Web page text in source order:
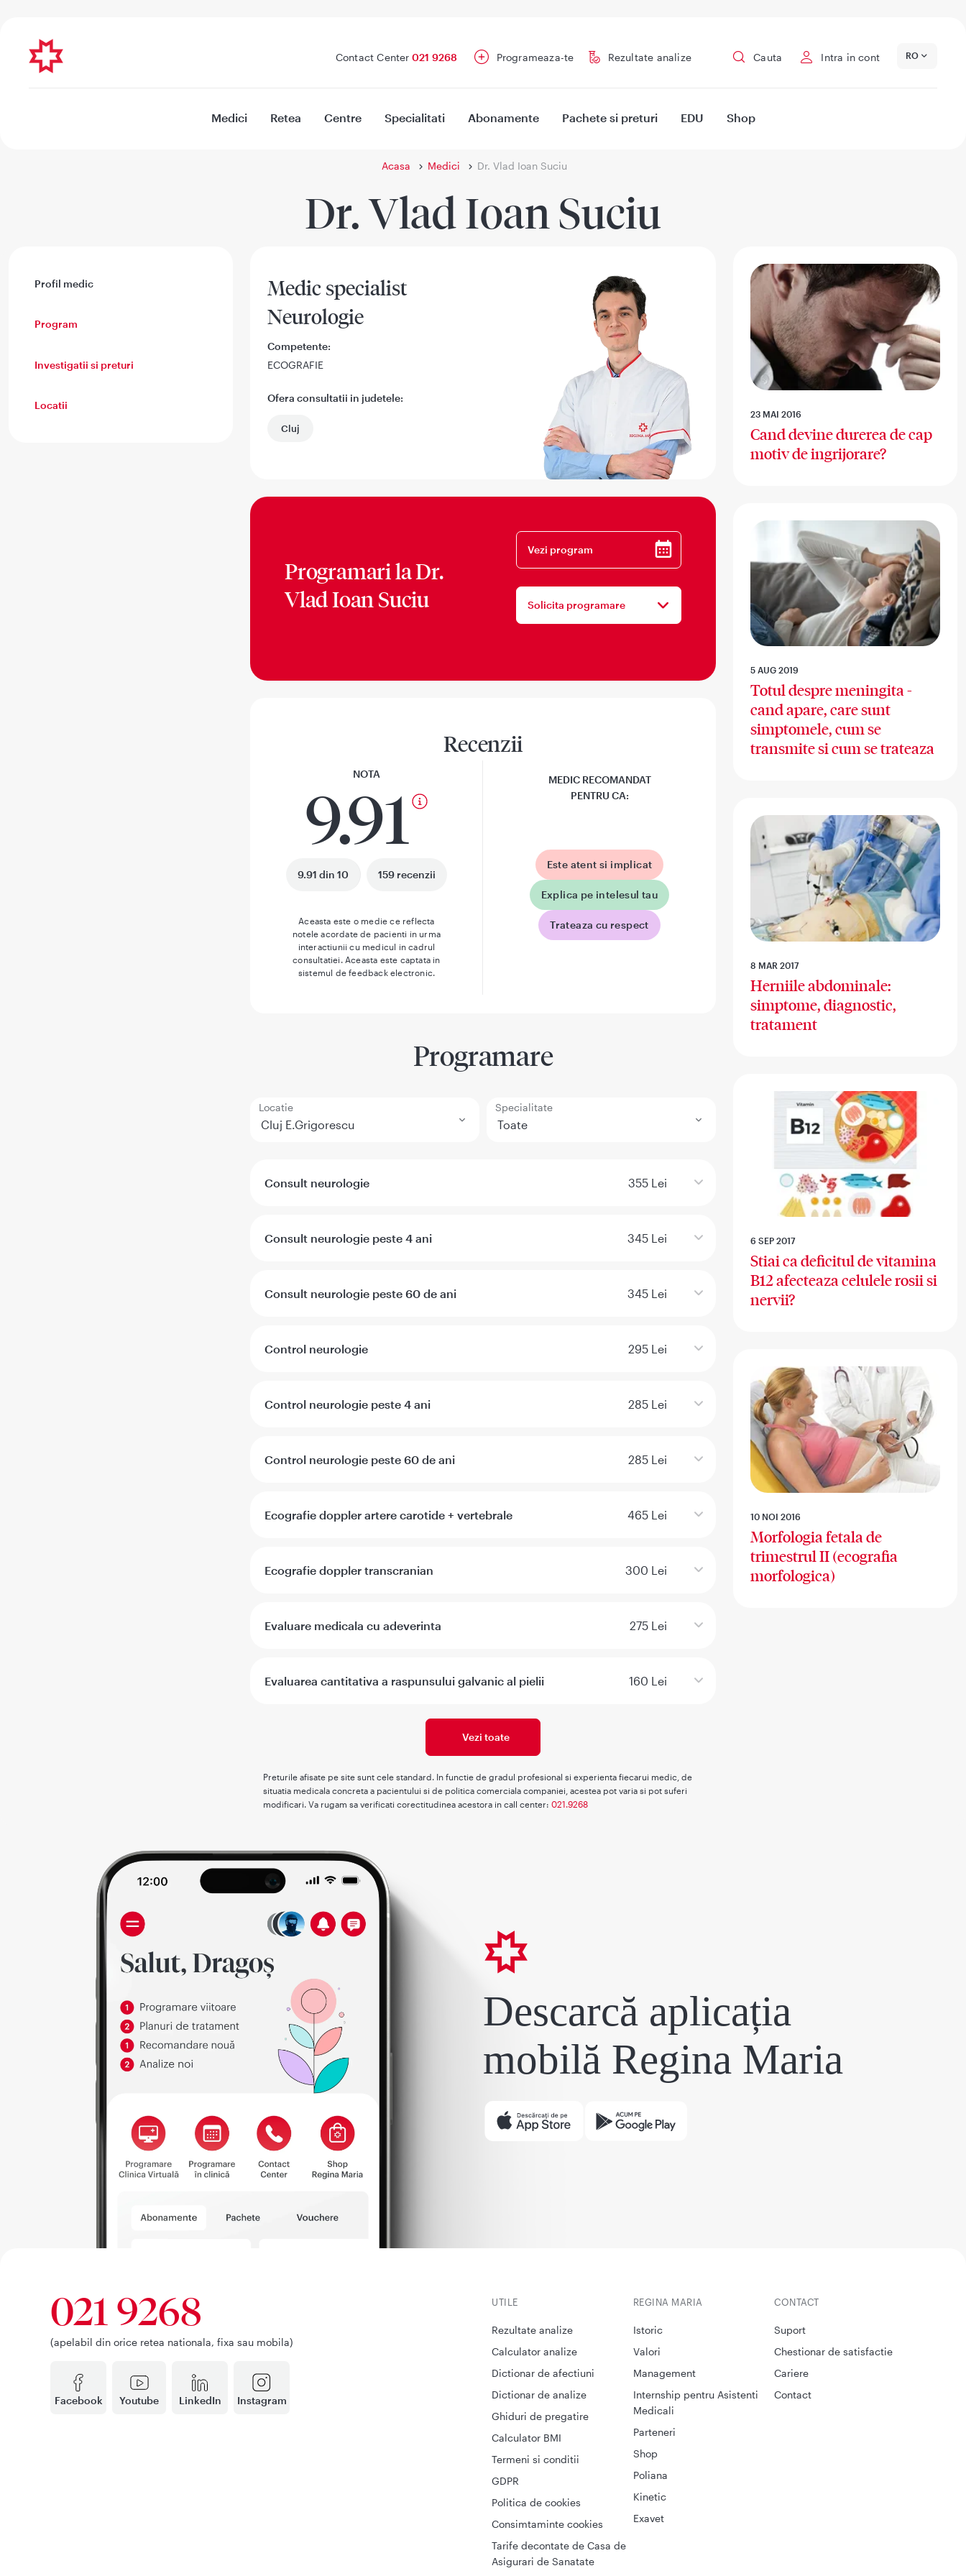
Contact Center 021 9268 Programeaza-te Rezultate analize Cauta Intra in cont RO
Medici Retea Centre Specialitati Abonamente Pachete si preturi EDU Shop
Acasa Medici Dr. Vlad Ioan Suciu
Dr. Vlad Ioan Suciu
Profil medic
Program
Investigatii si preturi
Locatii
Medic specialist
Neurologie
Competente:
ECOGRAFIE
Ofera consultatii in judetele:
Cluj
Programari laDr.
Vlad Ioan Suciu
Vezi program
Solicita programare
Recenzii
NOTA
9.91
9.91 din 10 159 recenzii
Aceasta este o medie ce reflecta
notele acordate de pacienti in urma
interactiunii cu medicul in cadrul
consultatiei. Aceasta este captata in
sistemul de feedback electronic.
MEDIC RECOMANDAT
PENTRU CA:
Este atent si implicat
Explica pe intelesul tau
Trateaza cu respect
Programare
Locatie Specialitate
Consult neurologie 355 Lei
Consult neurologie peste 4 ani 345 Lei
Consult neurologie peste 60 de ani 345 Lei
Control neurologie 295 Lei
Control neurologie peste 4 ani 285 Lei
Control neurologie peste 60 de ani 285 Lei
Ecografie doppler artere carotide + vertebrale 465 Lei
Ecografie doppler transcranian 300 Lei
Evaluare medicala cu adeverinta 275 Lei
Evaluarea cantitativa a raspunsului galvanic al pielii 160 Lei
Vezi toate
Preturile afisate pe site sunt cele standard. In functie de gradul profesional si experienta fiecarui medic, de
situatia medicala concreta a pacientului si de politica comerciala companiei, acestea pot varia si pot suferi
modificari. Va rugam sa verificati corectitudinea acestora in call center: 021.9268
23 MAI 2016
Cand devine durerea de cap
motiv de ingrijorare?
5 AUG 2019
Totul despre meningita -
cand apare, care sunt
simptomele, cum se
transmite si cum se trateaza
8 MAR 2017
Herniile abdominale:
simptome, diagnostic,
tratament
6 SEP 2017
Stiai ca deficitul de vitamina
B12 afecteaza celulele rosii si
nervii?
10 NOI 2016
Morfologia fetala de
trimestrul II (ecografia
morfologica)
Descarcă aplicația
mobilă Regina Maria
Facebook Youtube LinkedIn Instagram
021 9268
(apelabil din orice retea nationala, fixa sau mobila)
UTILE
Rezultate analize
Calculator analize
Dictionar de afectiuni
Dictionar de analize
Ghiduri de pregatire
Calculator BMI
Termeni si conditii
GDPR
Politica de cookies
Consimtaminte cookies
Tarife decontate de Casa de
Asigurari de Sanatate
CONTACT
Suport
Chestionar de satisfactie
Cariere
Contact
REGINA MARIA
Istoric
Valori
Management
Internship pentru Asistenti
Medicali
Parteneri
Shop
Poliana
Kinetic
Exavet